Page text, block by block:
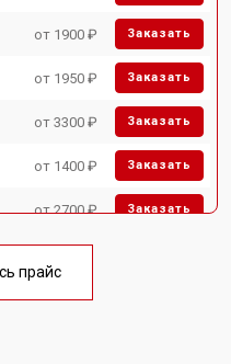
от 1900 ₽ Заказать
от 1950 ₽ Заказать
от 3300 ₽ Заказать
от 1400 ₽ Заказать
от 2700 ₽ Заказать
от 3200 ₽
прайс